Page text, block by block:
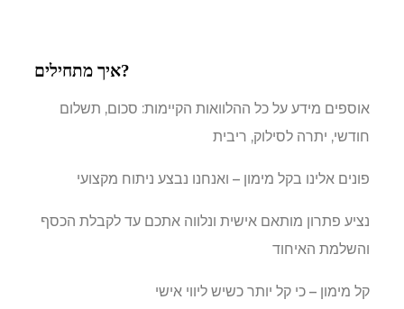
?איך מתחילים
אוספים מידע על כל ההלוואות הקיימות: סכום, תשלום
חודשי, יתרה לסילוק, ריבית
פונים אלינו בקל מימון – ואנחנו נבצע ניתוח מקצועי
נציע פתרון מותאם אישית ונלווה אתכם עד לקבלת הכסף
והשלמת האיחוד
קל מימון – כי קל יותר כשיש ליווי אישי